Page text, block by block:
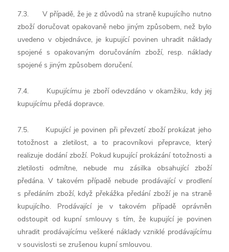
7.3. V případě, že je z důvodů na straně kupujícího nutno
zboží doručovat opakovaně nebo jiným způsobem, než bylo
uvedeno v objednávce, je kupující povinen uhradit náklady
spojené s opakovaným doručováním zboží, resp. náklady
spojené s jiným způsobem doručení.
7.4. Kupujícímu je zboří odevzdáno v okamžiku, kdy jej
kupujícímu předá dopravce.
7.5. Kupující je povinen při převzetí zboží prokázat jeho
totožnost a zletilost, a to pracovníkovi přepravce, který
realizuje dodání zboží. Pokud kupující prokázání totožnosti a
zletilosti odmítne, nebude mu zásilka obsahující zboží
předána. V takovém případě nebude prodávající v prodlení
s předáním zboží, když překážka předání zboží je na straně
kupujícího. Prodávající je v takovém případě oprávněn
odstoupit od kupní smlouvy s tím, že kupující je povinen
uhradit prodávajícímu veškeré náklady vzniklé prodávajícímu
v souvislosti se zrušenou kupní smlouvou.